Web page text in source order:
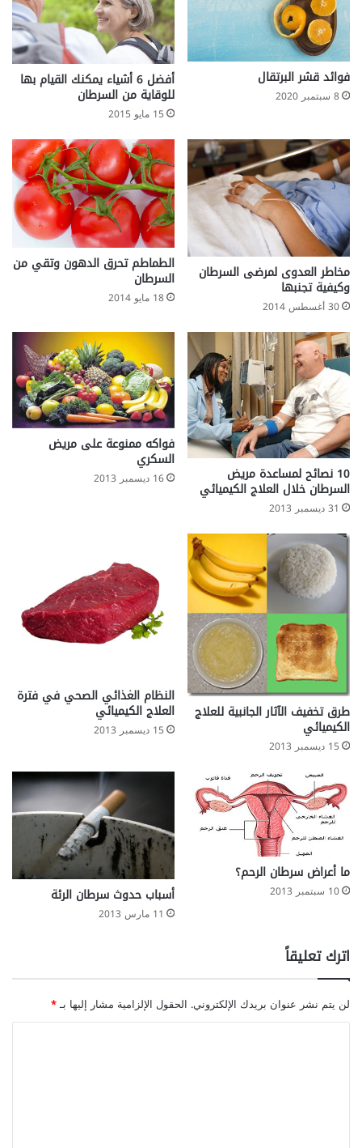
ن
ل
ا
س
ح
م
ا
م
و
ت
د
و
فوائد قشر البرتقال
8 سبتمبر 2020
أفضل 6 أشياء يمكنك القيام بها
للوقاية من السرطان
15 مايو 2015
مخاطر العدوى لمرضى السرطان
وكيفية تجنبها
30 أغسطس 2014
الطماطم تحرق الدهون وتقي من
السرطان
18 مايو 2014
10 نصائح لمساعدة مريض
السرطان خلال العلاج الكيميائي
31 ديسمبر 2013
فواكه ممنوعة على مريض
السكري
16 ديسمبر 2013
طرق تخفيف الآثار الجانبية للعلاج
الكيميائي
15 ديسمبر 2013
النظام الغذائي الصحي في فترة
العلاج الكيميائي
15 ديسمبر 2013
ما أعراض سرطان الرحم؟
10 سبتمبر 2013 أسباب حدوث سرطان الرئة
11 مارس 2013
اترك تعليقاً
لن يتم نشر عنوان بريدك الإلكتروني. الحقول الإلزامية مشار إليها بـ*